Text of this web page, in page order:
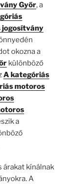
Győr, a
okozna a
különböző
A kategóriás
motoros
a
árakat kínálnak
A